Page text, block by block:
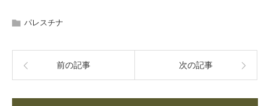
パレスチナ
前の記事 次の記事